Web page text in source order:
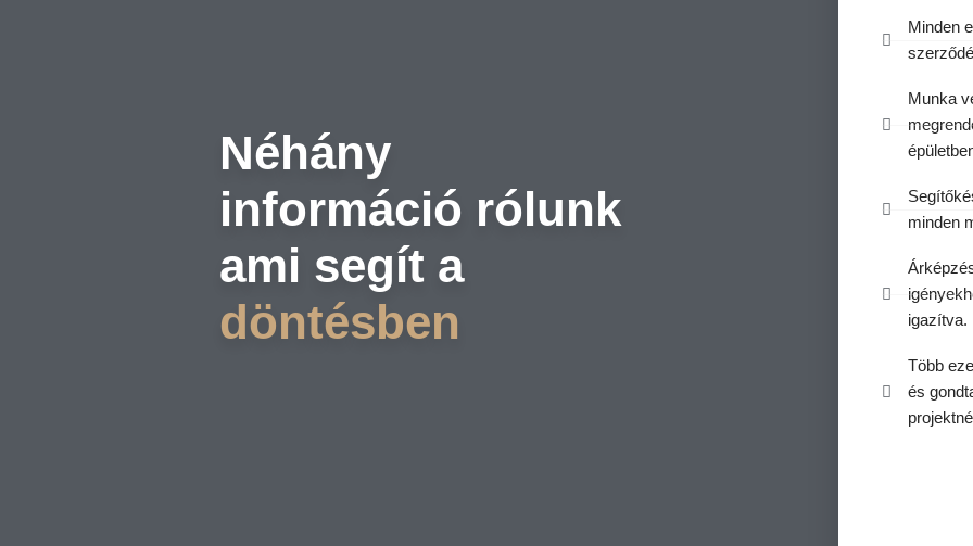
Néhány
információ rólunk
ami segít a
döntésben
Minden
Munka
minden
igazítva.
Több
és